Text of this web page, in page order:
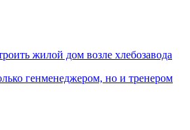
жилой дом возле хлебозавода
генменеджером, но и тренером